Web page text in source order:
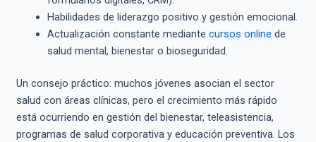
Habilidades de liderazgo positivo y gestión emocional.
Actualización constante mediante cursos online de
salud mental, bienestar o bioseguridad.
Un consejo práctico: muchos jóvenes asocian el sector
salud con áreas clínicas, pero el crecimiento más rápido
está ocurriendo en gestión del bienestar, teleasistencia,
programas de salud corporativa y educación preventiva. Los